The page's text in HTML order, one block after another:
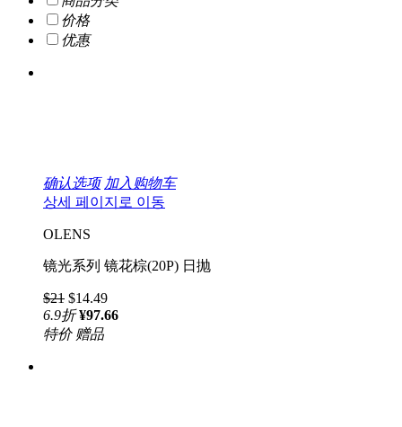
价格
优惠
确认选项 加入购物车
상세 페이지로 이동
OLENS
镜光系列 镜花棕(20P) 日抛
$21 $14.49
6.9折 ¥97.66
特价 赠品